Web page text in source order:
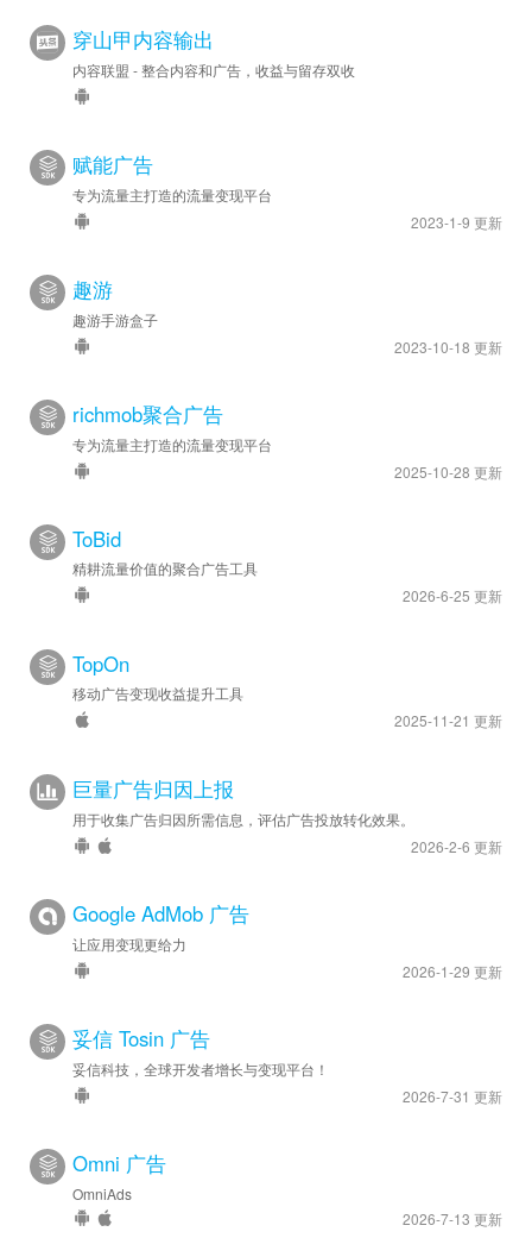
穿山甲内容输出
内容联盟 - 整合内容和广告，收益与留存双收
赋能广告
专为流量主打造的流量变现平台
2023-1-9 更新
趣游
趣游手游盒子
2023-10-18 更新
richmob聚合广告
专为流量主打造的流量变现平台
2025-10-28 更新
ToBid
精耕流量价值的聚合广告工具
2026-6-25 更新
TopOn
移动广告变现收益提升工具
2025-11-21 更新
巨量广告归因上报
用于收集广告归因所需信息，评估广告投放转化效果。
2026-2-6 更新
Google AdMob 广告
让应用变现更给力
2026-1-29 更新
妥信 Tosin 广告
妥信科技，全球开发者增长与变现平台！
2026-7-31 更新
Omni 广告
OmniAds
2026-7-13 更新